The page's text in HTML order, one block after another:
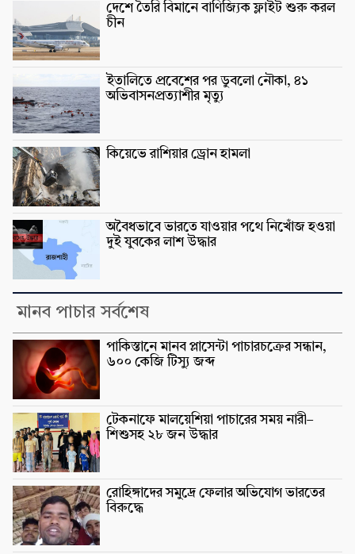
দেশে তৈরি বিমানে বাণিজ্যিক ফ্লাইট শুরু করল
চীন
ইতালিতে প্রবেশের পর ডুবলো নৌকা, ৪১
অভিবাসনপ্রত্যাশীর মৃত্যু
কিয়েভে রাশিয়ার ড্রোন হামলা
অবৈধভাবে ভারতে যাওয়ার পথে নিখোঁজ হওয়া
দুই যুবকের লাশ উদ্ধার
মানব পাচার সর্বশেষ
পাকিস্তানে মানব প্লাসেন্টা পাচারচক্রের সন্ধান,
৬০০ কেজি টিস্যু জব্দ
টেকনাফে মালয়েশিয়া পাচারের সময় নারী–
শিশুসহ ২৮ জন উদ্ধার
রোহিঙ্গাদের সমুদ্রে ফেলার অভিযোগ ভারতের
বিরুদ্ধে